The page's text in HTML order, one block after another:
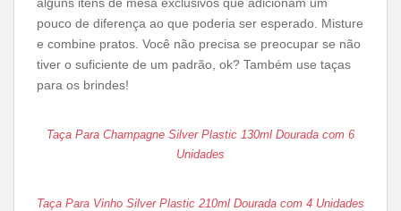
pouco de diferença ao que poderia ser esperado. Misture
e combine pratos. Você não precisa se preocupar se não
tiver o suficiente de um padrão, ok? Também use taças
para os brindes!
Taça Para Champagne Silver Plastic 130ml Dourada com 6
Unidades
Taça Para Vinho Silver Plastic 210ml Dourada com 4 Unidades